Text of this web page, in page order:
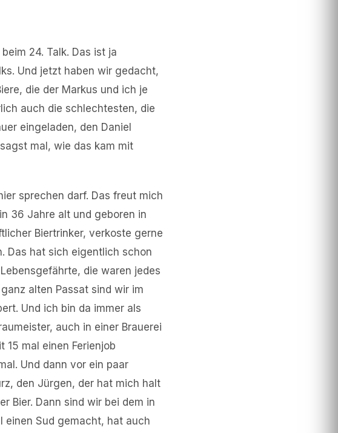
24. Talk. Das ist ja
Und jetzt haben wir gedacht,
die der Markus und ich je
auch die schlechtesten, die
eingeladen, den Daniel
mal, wie das kam mit
sprechen darf. Das freut mich
36 Jahre alt und geboren in
Biertrinker, verkoste gerne
Das hat sich eigentlich schon
die waren jedes
alten Passat sind wir im
Und ich bin da immer als
auch in einer Brauerei
15 mal einen Ferienjob
Und dann vor ein paar
den Jürgen, der hat mich halt
Bier. Dann sind wir bei dem in
einen Sud gemacht, hat auch